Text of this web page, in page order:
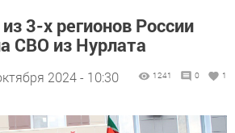
3-х регионов России
СВО из Нурлата
2024 - 10:30 1241 0 1